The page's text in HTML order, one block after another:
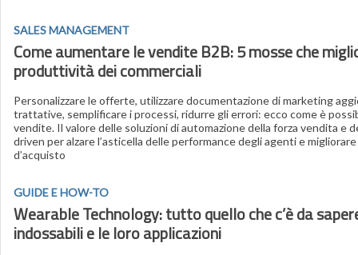
SALES MANAGEMENT
Come aumentare le vendite B2B: 5 mosse che
produttività dei commerciali
Personalizzare le offerte, utilizzare documentazione di marketing
trattative, semplificare i processi, ridurre gli errori: ecco come è
vendite. Il valore delle soluzioni di automazione della forza vendita e
driven per alzare l’asticella delle performance degli agenti e migliorare
d’acquisto
GUIDE E HOW-TO
Wearable Technology: tutto quello che c’è da
indossabili e le loro applicazioni